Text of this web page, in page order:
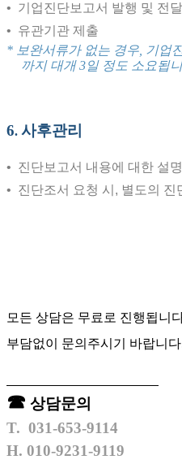
• 기업진단보고서 발행 및 전달
• 유관기관 제출
* 보완서류가 없는 경우, 기업
까지 대개 3일 정도 소요됩
6. 사후관리
• 진단보고서 내용에 대한 설
• 진단조서 요청 시, 별도의 진
모든 상담은 무료로 진행됩니
부담없이 문의주시기 바랍니
☎ 상담문의
T. 031-653-9114
H. 010-9231-9119